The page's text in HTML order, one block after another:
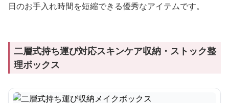
日のお手入れ時間を短縮できる優秀なアイテムです。
二層式持ち運び対応スキンケア収納・ストック整
理ボックス